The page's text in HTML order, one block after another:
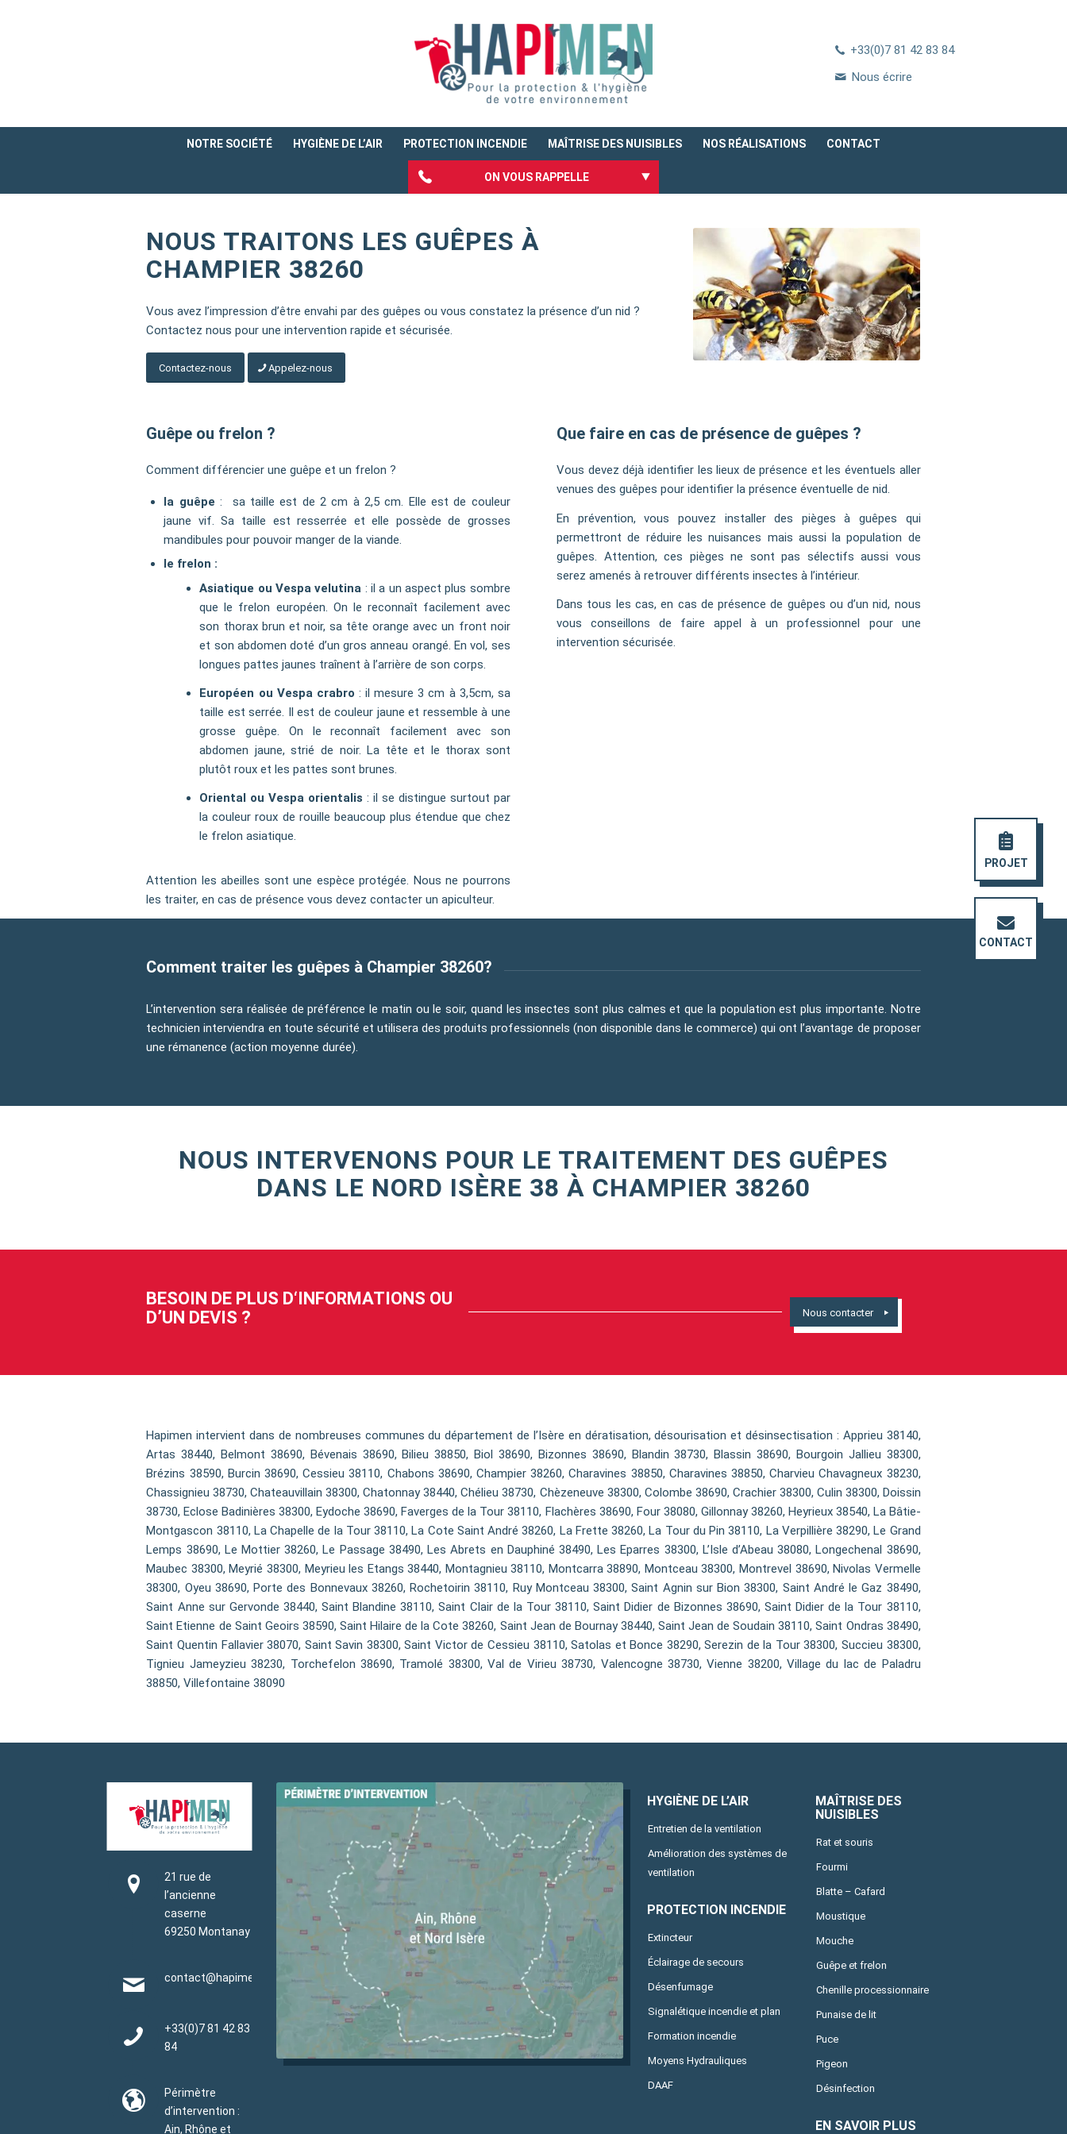
+33(0)7 81 42 83 84
Nous écrire
NOTRE SOCIÉTÉ HYGIÈNE DE L’AIR PROTECTION INCENDIE MAÎTRISE DES NUISIBLES NOS RÉALISATIONS CONTACT
ON VOUS RAPPELLE
PROJET
CONTACT
NOUS TRAITONS LES GUÊPES À
CHAMPIER 38260
Vous avez l’impression d’être envahi par des guêpes ou vous constatez la présence d’un nid ?
Contactez nous pour une intervention rapide et sécurisée.
Contactez-nous Appelez-nous
Guêpe ou frelon ?
Comment différencier une guêpe et un frelon ?
la guêpe : sa taille est de 2 cm à 2,5 cm. Elle est de couleur
jaune vif. Sa taille est resserrée et elle possède de grosses
mandibules pour pouvoir manger de la viande.
le frelon :
Asiatique ou Vespa velutina : il a un aspect plus sombre
que le frelon européen. On le reconnaît facilement avec
son thorax brun et noir, sa tête orange avec un front noir
et son abdomen doté d’un gros anneau orangé. En vol, ses
longues pattes jaunes traînent à l’arrière de son corps.
Européen ou Vespa crabro : il mesure 3 cm à 3,5cm, sa
taille est serrée. Il est de couleur jaune et ressemble à une
grosse guêpe. On le reconnaît facilement avec son
abdomen jaune, strié de noir. La tête et le thorax sont
plutôt roux et les pattes sont brunes.
Oriental ou Vespa orientalis : il se distingue surtout par
la couleur roux de rouille beaucoup plus étendue que chez
le frelon asiatique.
Attention les abeilles sont une espèce protégée. Nous ne pourrons
les traiter, en cas de présence vous devez contacter un apiculteur.
Que faire en cas de présence de guêpes ?
Vous devez déjà identifier les lieux de présence et les éventuels aller
venues des guêpes pour identifier la présence éventuelle de nid.
En prévention, vous pouvez installer des pièges à guêpes qui
permettront de réduire les nuisances mais aussi la population de
guêpes. Attention, ces pièges ne sont pas sélectifs aussi vous
serez amenés à retrouver différents insectes à l’intérieur.
Dans tous les cas, en cas de présence de guêpes ou d’un nid, nous
vous conseillons de faire appel à un professionnel pour une
intervention sécurisée.
Comment traiter les guêpes à Champier 38260?
L’intervention sera réalisée de préférence le matin ou le soir, quand les insectes sont plus calmes et que la population est plus importante. Notre
technicien interviendra en toute sécurité et utilisera des produits professionnels (non disponible dans le commerce) qui ont l’avantage de proposer
une rémanence (action moyenne durée).
NOUS INTERVENONS POUR LE TRAITEMENT DES GUÊPES
DANS LE NORD ISÈRE 38 À CHAMPIER 38260
BESOIN DE PLUS D‘INFORMATIONS OU
D’UN DEVIS ?
Nous contacter
Hapimen intervient dans de nombreuses communes du département de l’Isère en dératisation, désourisation et désinsectisation : Apprieu 38140,
Artas 38440, Belmont 38690, Bévenais 38690, Bilieu 38850, Biol 38690, Bizonnes 38690, Blandin 38730, Blassin 38690, Bourgoin Jallieu 38300,
Brézins 38590, Burcin 38690, Cessieu 38110, Chabons 38690, Champier 38260, Charavines 38850, Charavines 38850, Charvieu Chavagneux 38230,
Chassignieu 38730, Chateauvillain 38300, Chatonnay 38440, Chélieu 38730, Chèzeneuve 38300, Colombe 38690, Crachier 38300, Culin 38300, Doissin
38730, Eclose Badinières 38300, Eydoche 38690, Faverges de la Tour 38110, Flachères 38690, Four 38080, Gillonnay 38260, Heyrieux 38540, La Bâtie-
Montgascon 38110, La Chapelle de la Tour 38110, La Cote Saint André 38260, La Frette 38260, La Tour du Pin 38110, La Verpillière 38290, Le Grand
Lemps 38690, Le Mottier 38260, Le Passage 38490, Les Abrets en Dauphiné 38490, Les Eparres 38300, L’Isle d’Abeau 38080, Longechenal 38690,
Maubec 38300, Meyrié 38300, Meyrieu les Etangs 38440, Montagnieu 38110, Montcarra 38890, Montceau 38300, Montrevel 38690, Nivolas Vermelle
38300, Oyeu 38690, Porte des Bonnevaux 38260, Rochetoirin 38110, Ruy Montceau 38300, Saint Agnin sur Bion 38300, Saint André le Gaz 38490,
Saint Anne sur Gervonde 38440, Saint Blandine 38110, Saint Clair de la Tour 38110, Saint Didier de Bizonnes 38690, Saint Didier de la Tour 38110,
Saint Etienne de Saint Geoirs 38590, Saint Hilaire de la Cote 38260, Saint Jean de Bournay 38440, Saint Jean de Soudain 38110, Saint Ondras 38490,
Saint Quentin Fallavier 38070, Saint Savin 38300, Saint Victor de Cessieu 38110, Satolas et Bonce 38290, Serezin de la Tour 38300, Succieu 38300,
Tignieu Jameyzieu 38230, Torchefelon 38690, Tramolé 38300, Val de Virieu 38730, Valencogne 38730, Vienne 38200, Village du lac de Paladru
38850, Villefontaine 38090
21 rue de
l’ancienne
caserne
69250 Montanay
contact@hapimen.fr
+33(0)7 81 42 83
84
Périmètre
d’intervention :
Ain, Rhône et
HYGIÈNE DE L’AIR
Entretien de la ventilation
Amélioration des systèmes de
ventilation
PROTECTION INCENDIE
Extincteur
Éclairage de secours
Désenfumage
Signalétique incendie et plan
Formation incendie
Moyens Hydrauliques
DAAF
MAÎTRISE DES
NUISIBLES
Rat et souris
Fourmi
Blatte – Cafard
Moustique
Mouche
Guêpe et frelon
Chenille processionnaire
Punaise de lit
Puce
Pigeon
Désinfection
EN SAVOIR PLUS